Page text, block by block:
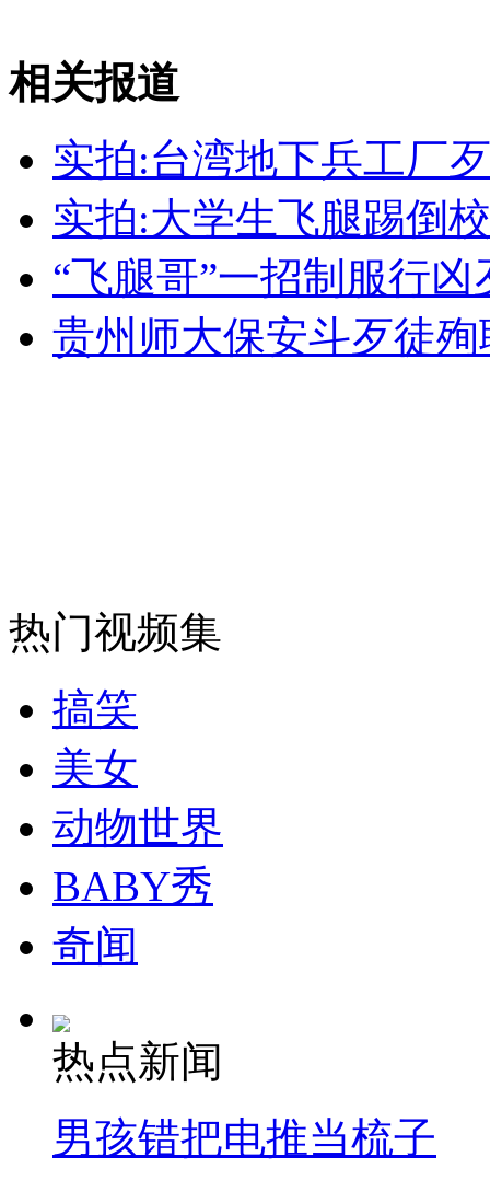
女孩北京地铁殴打老人 痛下狠手拳打脚踢
无痛分娩是否安全 医生回应
走！跟着总书记去植树
消防员救轻生者
纽约上演“枕头大战”
相关报道
实拍:台湾地下兵工厂
实拍:大学生飞腿踢倒
“飞腿哥”一招制服行凶
贵州师大保安斗歹徒殉
热门视频集
搞笑
美女
动物世界
BABY秀
奇闻
热点新闻
男孩错把电推当梳子